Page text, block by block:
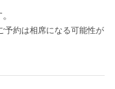
予約は相席になる可能性が